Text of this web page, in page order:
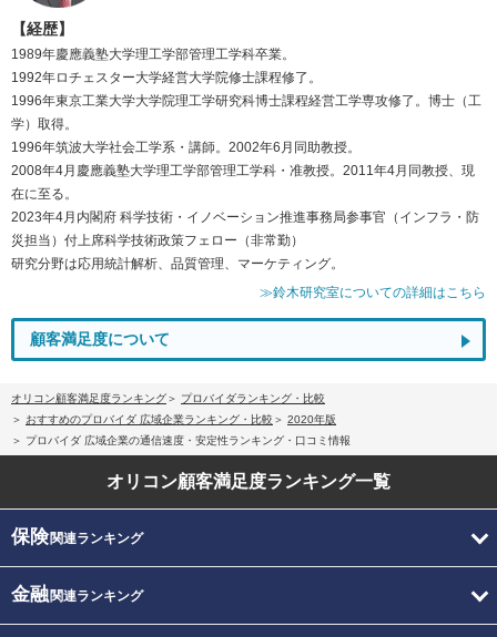
【経歴】
1989年慶應義塾大学理工学部管理工学科卒業。
1992年ロチェスター大学経営大学院修士課程修了。
1996年東京工業大学大学院理工学研究科博士課程経営工学専攻修了。博士（工
学）取得。
1996年筑波大学社会工学系・講師。2002年6月同助教授。
2008年4月慶應義塾大学理工学部管理工学科・准教授。2011年4月同教授、現
在に至る。
2023年4月内閣府 科学技術・イノベーション推進事務局参事官（インフラ・防
災担当）付上席科学技術政策フェロー（非常勤）
研究分野は応用統計解析、品質管理、マーケティング。
≫鈴木研究室についての詳細はこちら
顧客満足度について
オリコン顧客満足度ランキング
プロバイダランキング・比較
おすすめのプロバイダ 広域企業ランキング・比較
2020年版
プロバイダ 広域企業の通信速度・安定性ランキング・口コミ情報
オリコン顧客満足度ランキング一覧
保険関連ランキング
金融関連ランキング